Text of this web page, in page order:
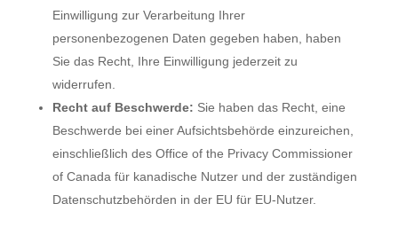
Einwilligung zur Verarbeitung Ihrer
personenbezogenen Daten gegeben haben, haben
Sie das Recht, Ihre Einwilligung jederzeit zu
widerrufen.
Recht auf Beschwerde: Sie haben das Recht, eine
Beschwerde bei einer Aufsichtsbehörde einzureichen,
einschließlich des Office of the Privacy Commissioner
of Canada für kanadische Nutzer und der zuständigen
Datenschutzbehörden in der EU für EU-Nutzer.